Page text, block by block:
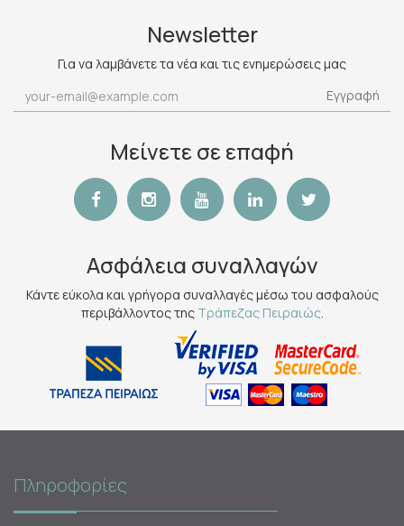
Newsletter
Για να λαμβάνετε τα νέα και τις ενημερώσεις μας
Εγγραφή
Μείνετε σε επαφή
Ασφάλεια συναλλαγών
Κάντε εύκολα και γρήγορα συναλλαγές μέσω του ασφαλούς
περιβάλλοντος της Τράπεζας Πειραιώς.
Πληροφορίες